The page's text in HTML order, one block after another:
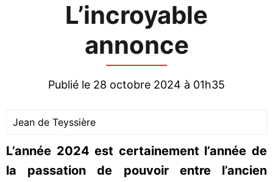
L’incroyable
annonce
Publié le 28 octobre 2024 à 01h35
Jean de Teyssière
L’année 2024 est certainement l’année de
la passation de pouvoir entre l’ancien